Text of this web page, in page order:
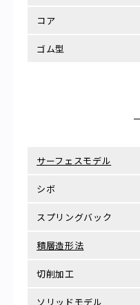
コア
ゴム型
サーフェスモデル
シボ
スプリングバック
積層造形法
切削加工
ソリッドモデル